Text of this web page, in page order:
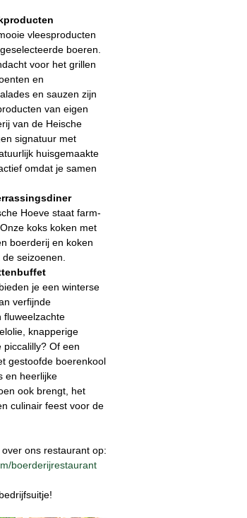
vleesproducten
boeren.
voor het grillen
en
en sauzen zijn
van eigen
van de Heische
signatuur met
huisgemaakte
omdat je samen
Hoeve staat farm-
koks koken met
boerderij en koken
seizoenen.
je een winterse
verfijnde
fluweelzachte
knapperige
Of een
gestoofde boerenkool
en heerlijke
ook brengt, het
culinair feest voor de
ons restaurant op:
boerderijrestaurant